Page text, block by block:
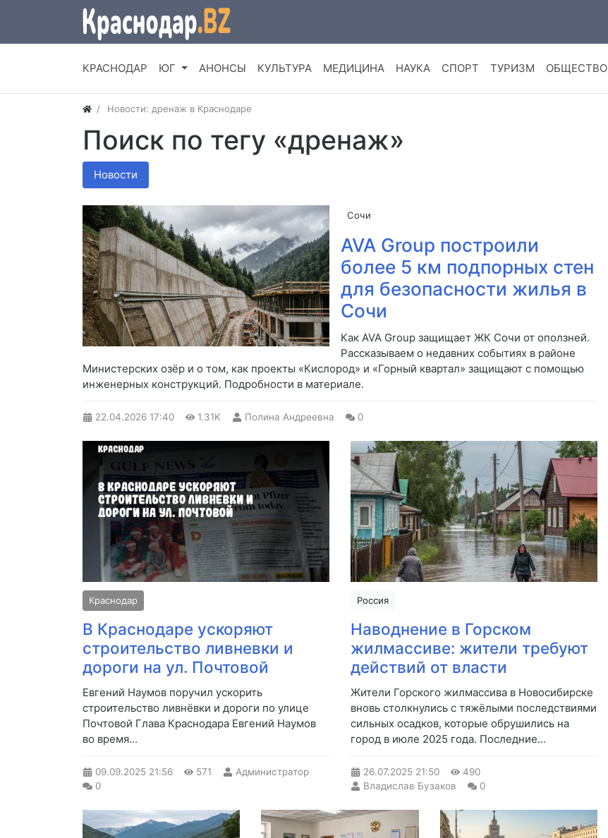
КРАСНОДАР ЮГ АНОНСЫ КУЛЬТУРА МЕДИЦИНА НАУКА СПОРТ ТУРИЗМ ОБЩЕСТВО
Новости: дренаж в Краснодаре
Поиск по тегу «дренаж»
Новости
Сочи
AVA Group построили
более 5 км подпорных стен
для безопасности жилья в
Сочи
Как AVA Group защищает ЖК Сочи от оползней.
Рассказываем о недавних событиях в районе
Министерских озёр и о том, как проекты «Кислород» и «Горный квартал» защищают с помощью
инженерных конструкций. Подробности в материале.
22.04.2026 17:40 1.31K Полина Андреевна 0
Краснодар
В Краснодаре ускоряют
строительство ливневки и
дороги на ул. Почтовой
Евгений Наумов поручил ускорить
строительство ливнёвки и дороги по улице
Почтовой Глава Краснодара Евгений Наумов
во время...
09.09.2025 21:56 571
Администратор
0
Россия
Наводнение в Горском
жилмассиве: жители требуют
действий от власти
Жители Горского жилмассива в Новосибирске
вновь столкнулись с тяжёлыми последствиями
сильных осадков, которые обрушились на
город в июле 2025 года. Последние...
26.07.2025 21:50
490
Владислав Бузаков
0